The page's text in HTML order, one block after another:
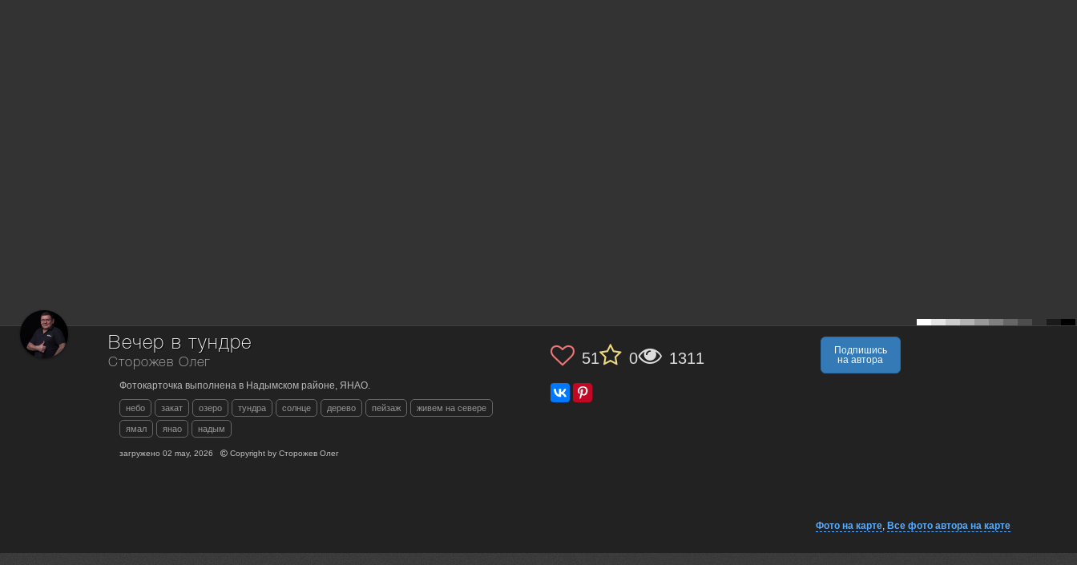
Вечер в тундре
Сторожев Олег
Фотокарточка выполнена в Надымском районе, ЯНАО.
небо закат озеро тундра солнце дерево пейзаж живем на севере
ямал янао надым
загружено02 may, 2026 Copyright byСторожев Олег
51 0 1311
Подпишись
на автора
Фото на карте, Все фото автора на карте